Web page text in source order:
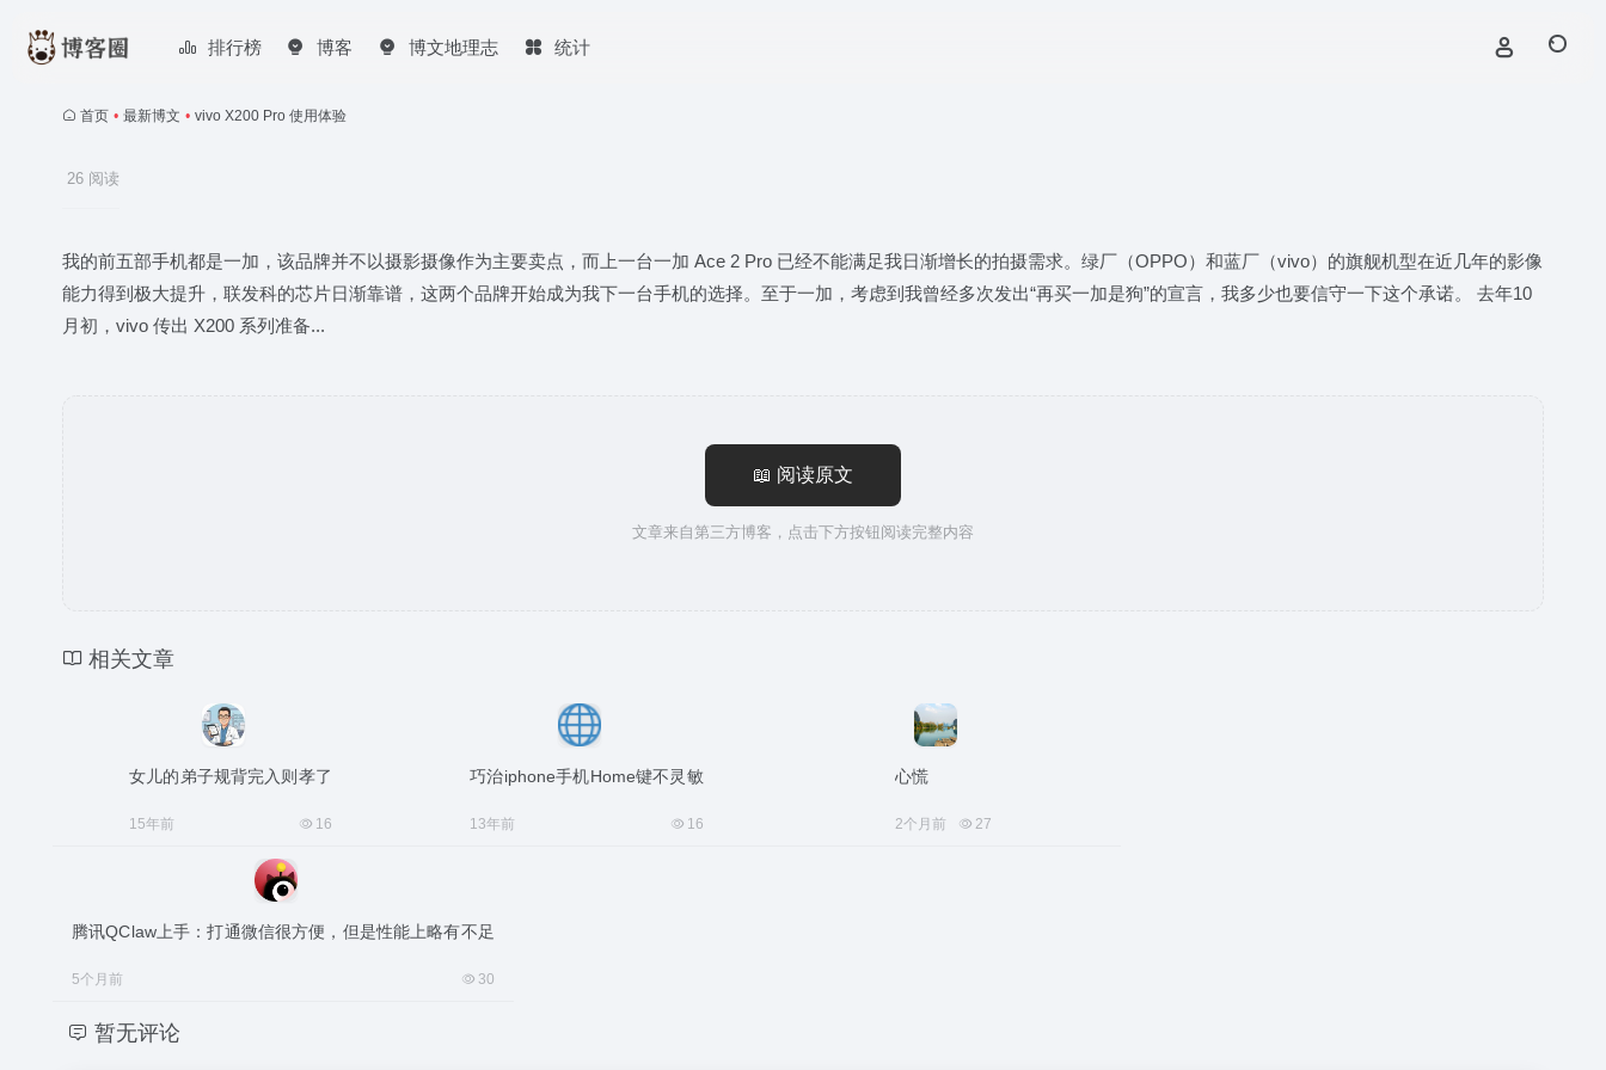
排行榜 博客 博文地理志 统计
首页 • 最新博文 • vivo X200 Pro 使用体验
26 阅读
我的前五部手机都是一加，该品牌并不以摄影摄像作为主要卖点，而上一台一加 Ace 2 Pro 已经不能满足我日渐增长的拍摄需求。绿厂（OPPO）和蓝厂（vivo）的旗舰机型在近几年的影像
能力得到极大提升，联发科的芯片日渐靠谱，这两个品牌开始成为我下一台手机的选择。至于一加，考虑到我曾经多次发出“再买一加是狗”的宣言，我多少也要信守一下这个承诺。 去年10
月初，vivo 传出 X200 系列准备...
📖 阅读原文
文章来自第三方博客，点击下方按钮阅读完整内容
相关文章
女儿的弟子规背完入则孝了
15年前 16
巧治iphone手机Home键不灵敏
13年前 16
心慌
2个月前 27
腾讯QClaw上手：打通微信很方便，但是性能上略有不足
5个月前 30
暂无评论